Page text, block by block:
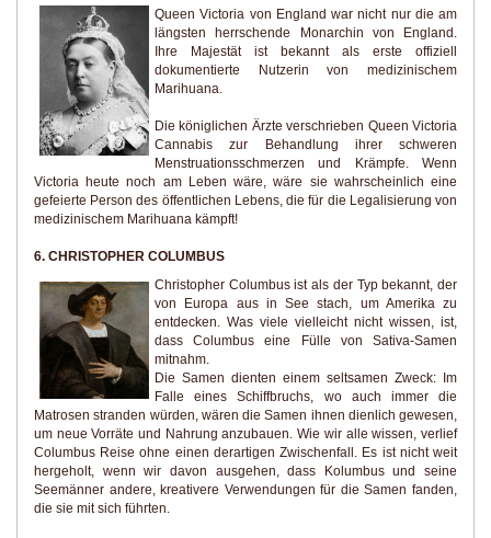
Queen Victoria von England war nicht nur die am
längsten herrschende Monarchin von England.
Ihre Majestät ist bekannt als erste offiziell
dokumentierte Nutzerin von medizinischem
Marihuana.
Die königlichen Ärzte verschrieben Queen Victoria
Cannabis zur Behandlung ihrer schweren
Menstruationsschmerzen und Krämpfe. Wenn
Victoria heute noch am Leben wäre, wäre sie wahrscheinlich eine
gefeierte Person des öffentlichen Lebens, die für die Legalisierung von
medizinischem Marihuana kämpft!
6. CHRISTOPHER COLUMBUS
Christopher Columbus ist als der Typ bekannt, der
von Europa aus in See stach, um Amerika zu
entdecken. Was viele vielleicht nicht wissen, ist,
dass Columbus eine Fülle von Sativa-Samen
mitnahm.
Die Samen dienten einem seltsamen Zweck: Im
Falle eines Schiffbruchs, wo auch immer die
Matrosen stranden würden, wären die Samen ihnen dienlich gewesen,
um neue Vorräte und Nahrung anzubauen. Wie wir alle wissen, verlief
Columbus Reise ohne einen derartigen Zwischenfall. Es ist nicht weit
hergeholt, wenn wir davon ausgehen, dass Kolumbus und seine
Seemänner andere, kreativere Verwendungen für die Samen fanden,
die sie mit sich führten.